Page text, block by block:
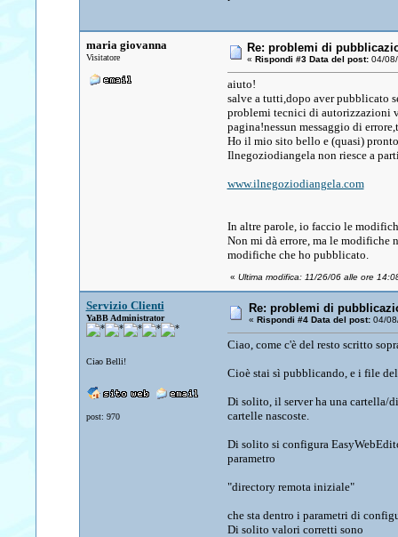
maria giovanna
Visitatore
Re: problemi di
« Rispondi #3 Data del post:04/08/
aiuto!
salve a tutti,dopo aver pubblicato
problemi tecnici di autorizzazioni
pagina!nessun messaggio di
Ho il mio sito bello e (quasi)
Ilnegoziodiangela non riesce a
www.ilnegoziodiangela.com
In altre parole, io faccio le
Non mi dà errore, ma le modifiche
modifiche che ho pubblicato.
« Ultima modifica: 11/26/06 alle ore
Servizio Clienti
YaBB Administrator
Ciao Belli!
post: 970
Re: problemi di
« Rispondi #4 Data del post:04/
Ciao, come c'è del resto scritto
Cioè stai sì pubblicando, e i file
Di solito, il server ha una cartella/
cartelle nascoste.
Di solito si configura
parametro
"directory remota iniziale"
che sta dentro i parametri di
Di solito valori corretti sono